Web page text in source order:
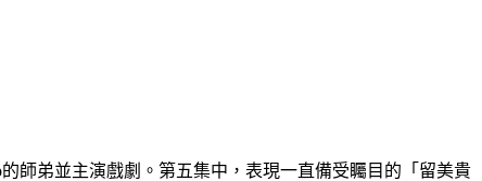
師弟並主演戲劇。第五集中，表現一直備受矚目的「留美貴